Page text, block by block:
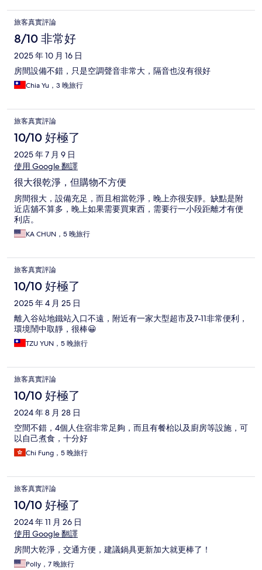
旅客真實評論
8/10 非常好
2025 年 10 月 16 日
房間設備不錯，只是空調聲音非常大，隔音也沒有很好
Chia Yu，3 晚旅行
旅客真實評論
10/10 好極了
2025 年 7 月 9 日
使用 Google 翻譯
很大很乾淨，但購物不方便
房間很大，設備充足，而且相當乾淨，晚上亦很安靜。缺點是附
近店舖不算多，晚上如果需要買東西，需要行一小段距離才有便
利店。
KA CHUN，5 晚旅行
旅客真實評論
10/10 好極了
2025 年 4 月 25 日
離入谷站地鐵站入口不遠，附近有一家大型超市及7-11非常便利，
環境鬧中取靜，很棒😀
TZU YUN，5 晚旅行
旅客真實評論
10/10 好極了
2024 年 8 月 28 日
空間不錯，4個人住宿非常足夠，而且有餐枱以及廚房等設施，可
以自己煮食，十分好
Chi Fung，5 晚旅行
旅客真實評論
10/10 好極了
2024 年 11 月 26 日
使用 Google 翻譯
房間大乾淨，交通方便，建議鍋具更新加大就更棒了！
Polly，7 晚旅行